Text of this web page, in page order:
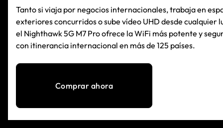
Tanto si viaja por negocios internacionales, trabaja en
exteriores concurridos o sube vídeo UHD desde cualquier
el Nighthawk 5G M7 Pro ofrece la WiFi más potente y
con itinerancia internacional en más de 125 países.
Comprar ahora